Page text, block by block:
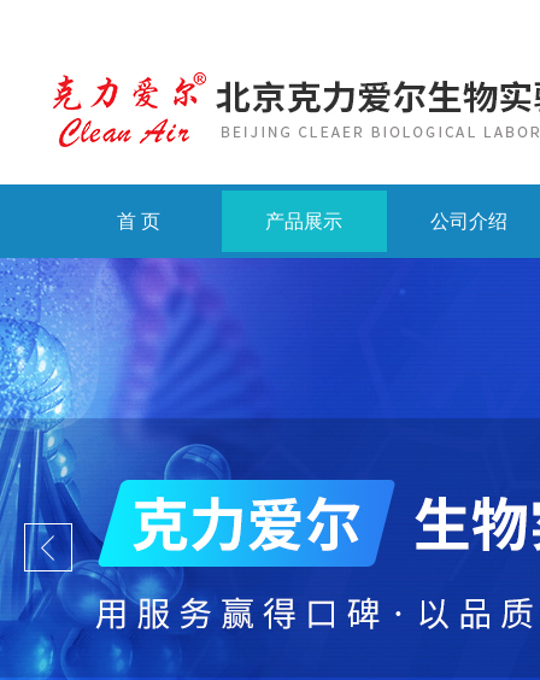
首 页 产品展示 公司介绍